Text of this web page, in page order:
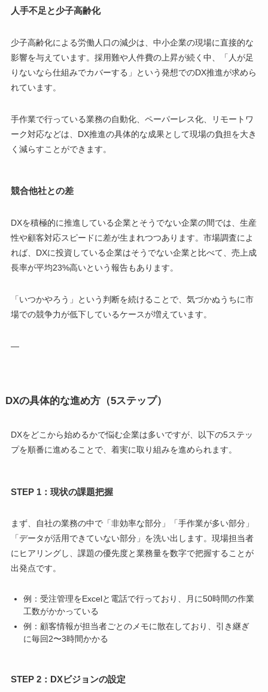
人手不足と少子高齢化
少子高齢化による労働人口の減少は、中小企業の現場に直接的な
影響を与えています。採用難や人件費の上昇が続く中、「人が足
りないなら仕組みでカバーする」という発想でのDX推進が求めら
れています。
手作業で行っている業務の自動化、ペーパーレス化、リモートワ
ーク対応などは、DX推進の具体的な成果として現場の負担を大き
く減らすことができます。
競合他社との差
DXを積極的に推進している企業とそうでない企業の間では、生産
性や顧客対応スピードに差が生まれつつあります。市場調査によ
れば、DXに投資している企業はそうでない企業と比べて、売上成
長率が平均23%高いという報告もあります。
「いつかやろう」という判断を続けることで、気づかぬうちに市
場での競争力が低下しているケースが増えています。
—
DXの具体的な進め方（5ステップ）
DXをどこから始めるかで悩む企業は多いですが、以下の5ステッ
プを順番に進めることで、着実に取り組みを進められます。
STEP 1：現状の課題把握
まず、自社の業務の中で「非効率な部分」「手作業が多い部分」
「データが活用できていない部分」を洗い出します。現場担当者
にヒアリングし、課題の優先度と業務量を数字で把握することが
出発点です。
例：受注管理をExcelと電話で行っており、月に50時間の作業
工数がかかっている
例：顧客情報が担当者ごとのメモに散在しており、引き継ぎ
に毎回2〜3時間かかる
STEP 2：DXビジョンの設定